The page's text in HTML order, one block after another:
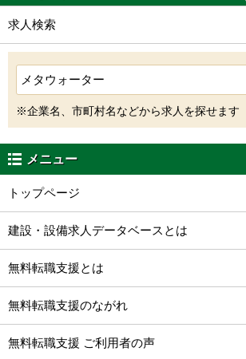
求人検索
※企業名、市町村名などから求人を探せます
メニュー
トップページ
建設・設備求人データベースとは
無料転職支援とは
無料転職支援のながれ
無料転職支援 ご利用者の声